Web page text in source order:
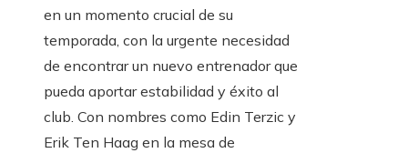
en un momento crucial de su
temporada, con la urgente necesidad
de encontrar un nuevo entrenador que
pueda aportar estabilidad y éxito al
club. Con nombres como Edin Terzic y
Erik Ten Haag en la mesa de